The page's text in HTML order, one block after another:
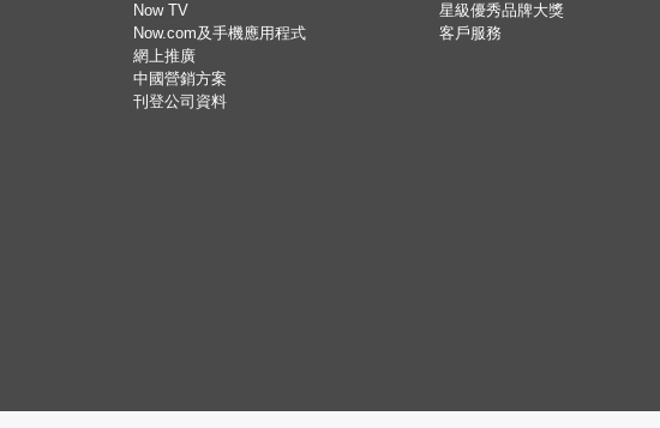
Now TV
Now.com及手機應用程式
網上推廣
中國營銷方案
刊登公司資料
星級優秀品牌大獎
客戶服務